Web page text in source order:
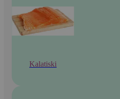
Kalatiski